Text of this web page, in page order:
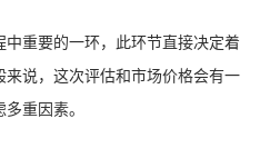
重要的一环，此环节直接决定着
说，这次评估和市场价格会有一
重因素。